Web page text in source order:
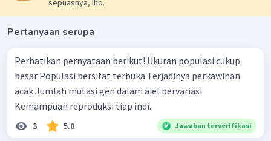
sepuasnya, lho.
Pertanyaan serupa
Perhatikan pernyataan berikut! Ukuran populasi cukup
besar Populasi bersifat terbuka Terjadinya perkawinan
acak Jumlah mutasi gen dalam aiel bervariasi
Kemampuan reproduksi tiap indi...
3 5.0 Jawaban terverifikasi